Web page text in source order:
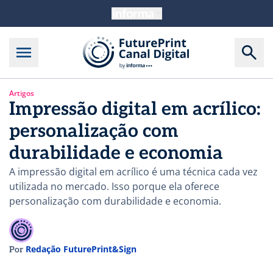
Artigos
Impressão digital em acrílico:
personalização com
durabilidade e economia
A impressão digital em acrílico é uma técnica cada vez
utilizada no mercado. Isso porque ela oferece
personalização com durabilidade e economia.
Por Redação FuturePrint&Sign